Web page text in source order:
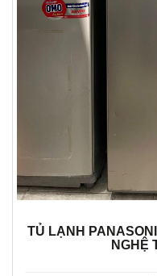
TỦ LẠNH
NGHỆ